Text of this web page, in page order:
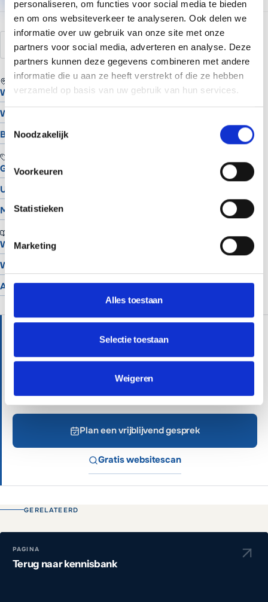
personaliseren, om functies voor social media te bieden
en om ons websiteverkeer te analyseren. Ook delen we
informatie over uw gebruik van onze site met onze
partners voor social media, adverteren en analyse. Deze
partners kunnen deze gegevens combineren met andere
informatie die u aan ze heeft verstrekt of die ze hebben
verzameld op basis van uw gebruik van hun services.
Toestemmingsselectie
Noodzakelijk
Voorkeuren
Statistieken
Marketing
Alles toestaan
Selectie toestaan
Weigeren
caching snelheid performance hosting
REGIO
Website laten maken in Assen
Website laten maken in Groningen
Bekijk alle locaties
Gratis Logo Maker
UTM Builder
Meta Snippet Generator
Website voor schilders
Website voor hoveniers
Alle branches
Wij helpen je graag verder met persoonlijk advies.
Plan een vrijblijvend gesprek
Gratis websitescan
GERELATEERD
PAGINA
Terug naar kennisbank